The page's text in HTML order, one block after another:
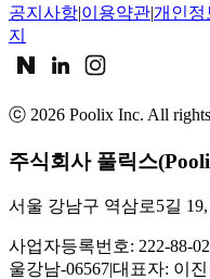
공지사항|이용약관|개인정
지
ⓒ 2026 Poolix Inc. All
주식회사 풀릭스
서울 강남구 역삼로5길 19,
사업자등록번호: 222-88-
울강남-06567|대표자: 이진